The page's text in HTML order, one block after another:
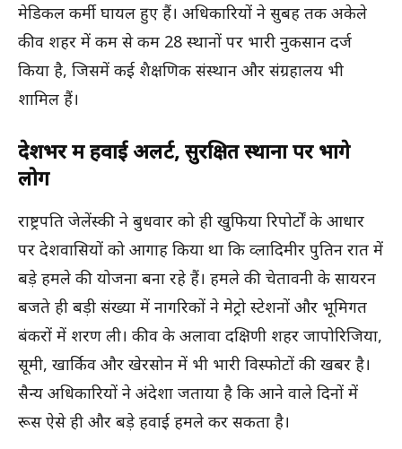
मेडिकल कर्मी घायल हुए हैं। अधिकारियों ने सुबह तक अकेले
कीव शहर में कम से कम 28 स्थानों पर भारी नुकसान दर्ज
किया है, जिसमें कई शैक्षणिक संस्थान और संग्रहालय भी
शामिल हैं।
देशभर में हवाई अलर्ट, सुरक्षित स्थानों पर भागे
लोग
राष्ट्रपति जेलेंस्की ने बुधवार को ही खुफिया रिपोर्टों के आधार
पर देशवासियों को आगाह किया था कि व्लादिमीर पुतिन रात में
बड़े हमले की योजना बना रहे हैं। हमले की चेतावनी के सायरन
बजते ही बड़ी संख्या में नागरिकों ने मेट्रो स्टेशनों और भूमिगत
बंकरों में शरण ली। कीव के अलावा दक्षिणी शहर जापोरिजिया,
सूमी, खार्किव और खेरसोन में भी भारी विस्फोटों की खबर है।
सैन्य अधिकारियों ने अंदेशा जताया है कि आने वाले दिनों में
रूस ऐसे ही और बड़े हवाई हमले कर सकता है।